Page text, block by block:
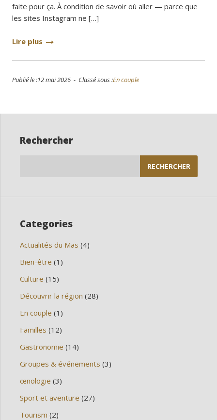
faite pour ça. À condition de savoir où aller — parce que
les sites Instagram ne […]
Lire plus
Publié le :12 mai 2026 - Classé sous :En couple
Rechercher
Categories
Actualités du Mas (4)
Bien-être (1)
Culture (15)
Découvrir la région (28)
En couple (1)
Familles (12)
Gastronomie (14)
Groupes & événements (3)
œnologie (3)
Sport et aventure (27)
Tourism (2)